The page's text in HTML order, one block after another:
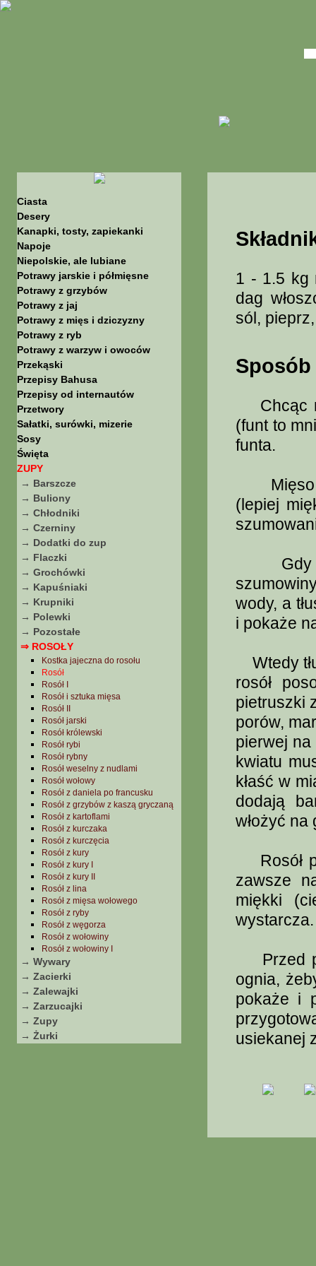
Ciasta
Desery
Kanapki, tosty, zapiekanki
Napoje
Niepolskie, ale lubiane
Potrawy jarskie i półmięsne
Potrawy z grzybów
Potrawy z jaj
Potrawy z mięs i dziczyzny
Potrawy z ryb
Potrawy z warzyw i owoców
Przekąski
Przepisy Bahusa
Przepisy od internautów
Przetwory
Sałatki, surówki, mizerie
Sosy
Święta
ZUPY
→ Barszcze
→ Buliony
→ Chłodniki
→ Czerniny
→ Dodatki do zup
→ Flaczki
→ Grochówki
→ Kapuśniaki
→ Krupniki
→ Polewki
→ Pozostałe
⇒ ROSOŁY
Kostka jajeczna do rosołu
Rosół
Rosół I
Rosół i sztuka mięsa
Rosół II
Rosół jarski
Rosół królewski
Rosół rybi
Rosół rybny
Rosół weselny z nudlami
Rosół wołowy
Rosół z daniela po francusku
Rosół z grzybów z kaszą gryczaną
Rosół z kartoflami
Rosół z kurczaka
Rosół z kurczęcia
Rosół z kury
Rosół z kury I
Rosół z kury II
Rosół z lina
Rosół z mięsa wołowego
Rosół z ryby
Rosół z węgorza
Rosół z wołowiny
Rosół z wołowiny I
→ Wywary
→ Zacierki
→ Zalewajki
→ Zarzucajki
→ Zupy
→ Żurki
1 - 1.5 kg
dag
sól,
Chcąc
(funt to
funta.
Mięso
(lepiej
Gdy
wody, a
i pokaże
Wtedy
rosół
pietruszki
porów,
pierwej
kwiatu
kłaść w
dodają
włożyć na
Rosół
zawsze
miękki
wystarcza.
Przed
ognia,
pokaże i
usiekanej